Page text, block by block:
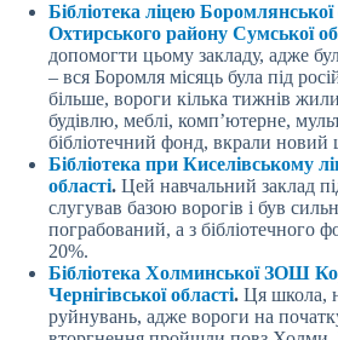
Бібліотека ліцею Боромлянської
Охтирського району Сумської
допомогти цьому закладу, адже
– вся Боромля місяць була під
більше, вороги кілька тижнів
будівлю, меблі, комп’ютерне,
бібліотечний фонд, вкрали новий
Бібліотека при Киселівському
області. Цей навчальний заклад
слугував базою ворогів і був
пограбований, а з бібліотечного
20%.
Бібліотека Холминської ЗОШ
Чернігівської області. Ця школа,
руйнувань, адже вороги на